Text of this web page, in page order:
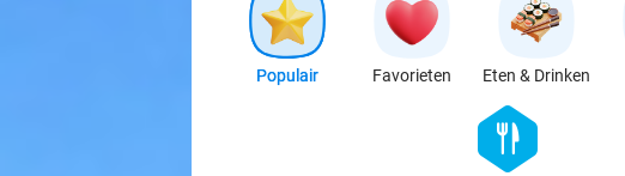
Populair Favorieten Eten & Drinken
hexagon
food